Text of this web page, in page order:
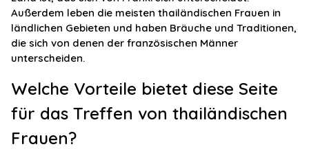
Außerdem leben die meisten thailändischen Frauen in
ländlichen Gebieten und haben Bräuche und Traditionen,
die sich von denen der französischen Männer
unterscheiden.
Welche Vorteile bietet diese Seite
für das Treffen von thailändischen
Frauen?